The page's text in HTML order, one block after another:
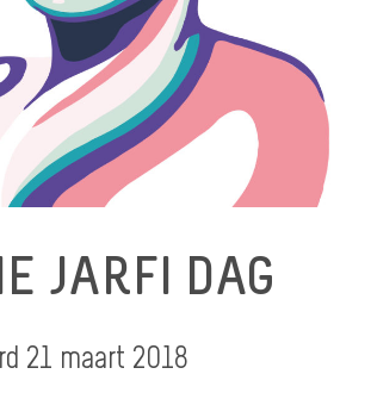
JARFI DAG
21 maart 2018